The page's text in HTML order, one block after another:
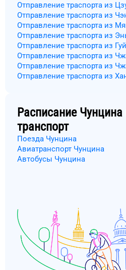
Отправление траспорта из
Отправление траспорта из
Отправление траспорта из
Отправление траспорта из
Отправление траспорта из
Отправление траспорта из
Отправление траспорта из
Отправление траспорта из
Расписание Чунцина
транспорт
Поезда Чунцина
Авиатранспорт Чунцина
Автобусы Чунцина